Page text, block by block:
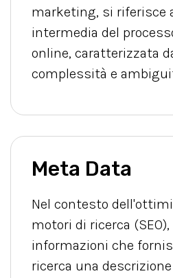
marketing, si riferisce
intermedia del
online, caratterizzata
complessità e
Meta Data
Nel contesto
motori di ricerca
informazioni che
ricerca una